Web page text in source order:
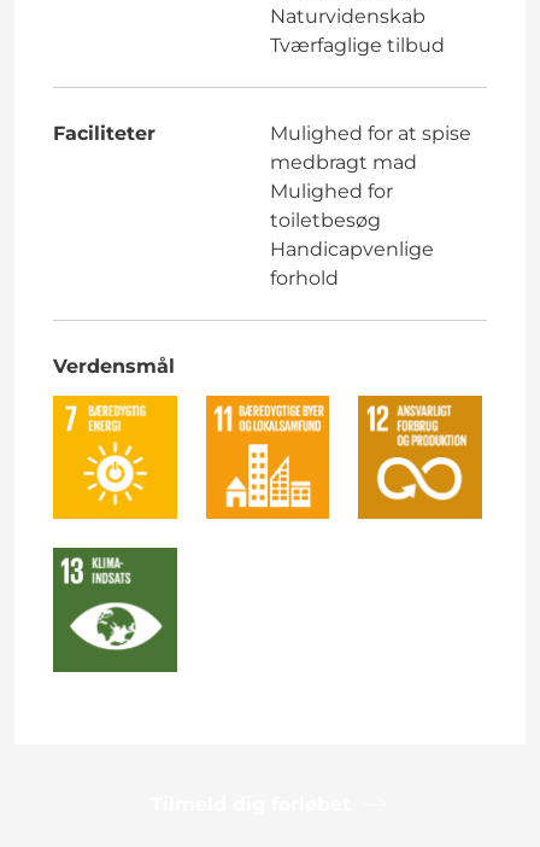
Naturvidenskab
Tværfaglige tilbud
Faciliteter
Mulighed for at spise
medbragt mad
Mulighed for
toiletbesøg
Handicapvenlige
forhold
Verdensmål